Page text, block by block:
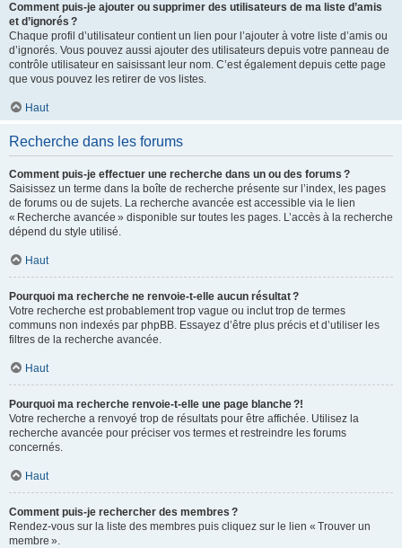
Comment puis-je ajouter ou supprimer des utilisateurs de ma liste d’amis
et d’ignorés ?
Chaque profil d’utilisateur contient un lien pour l’ajouter à votre liste d’amis ou
d’ignorés. Vous pouvez aussi ajouter des utilisateurs depuis votre panneau de
contrôle utilisateur en saisissant leur nom. C’est également depuis cette page
que vous pouvez les retirer de vos listes.
Haut
Recherche dans les forums
Comment puis-je effectuer une recherche dans un ou des forums ?
Saisissez un terme dans la boîte de recherche présente sur l’index, les pages
de forums ou de sujets. La recherche avancée est accessible via le lien
« Recherche avancée » disponible sur toutes les pages. L’accès à la recherche
dépend du style utilisé.
Haut
Pourquoi ma recherche ne renvoie-t-elle aucun résultat ?
Votre recherche est probablement trop vague ou inclut trop de termes
communs non indexés par phpBB. Essayez d’être plus précis et d’utiliser les
filtres de la recherche avancée.
Haut
Pourquoi ma recherche renvoie-t-elle une page blanche ?!
Votre recherche a renvoyé trop de résultats pour être affichée. Utilisez la
recherche avancée pour préciser vos termes et restreindre les forums
concernés.
Haut
Comment puis-je rechercher des membres ?
Rendez-vous sur la liste des membres puis cliquez sur le lien « Trouver un
membre ».